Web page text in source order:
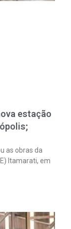
estação
as obras da
Itamarati, em